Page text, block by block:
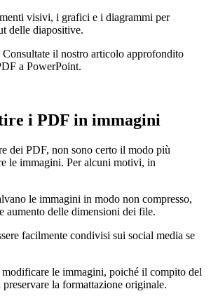
visivi, i grafici e i diagrammi per
delle diapositive.
Consultate il nostro articolo approfondito
a PowerPoint.
i PDF in immagini
dei PDF, non sono certo il modo più
le immagini. Per alcuni motivi, in
le immagini in modo non compresso,
aumento delle dimensioni dei file.
facilmente condivisi sui social media se
le immagini, poiché il compito del
la formattazione originale.